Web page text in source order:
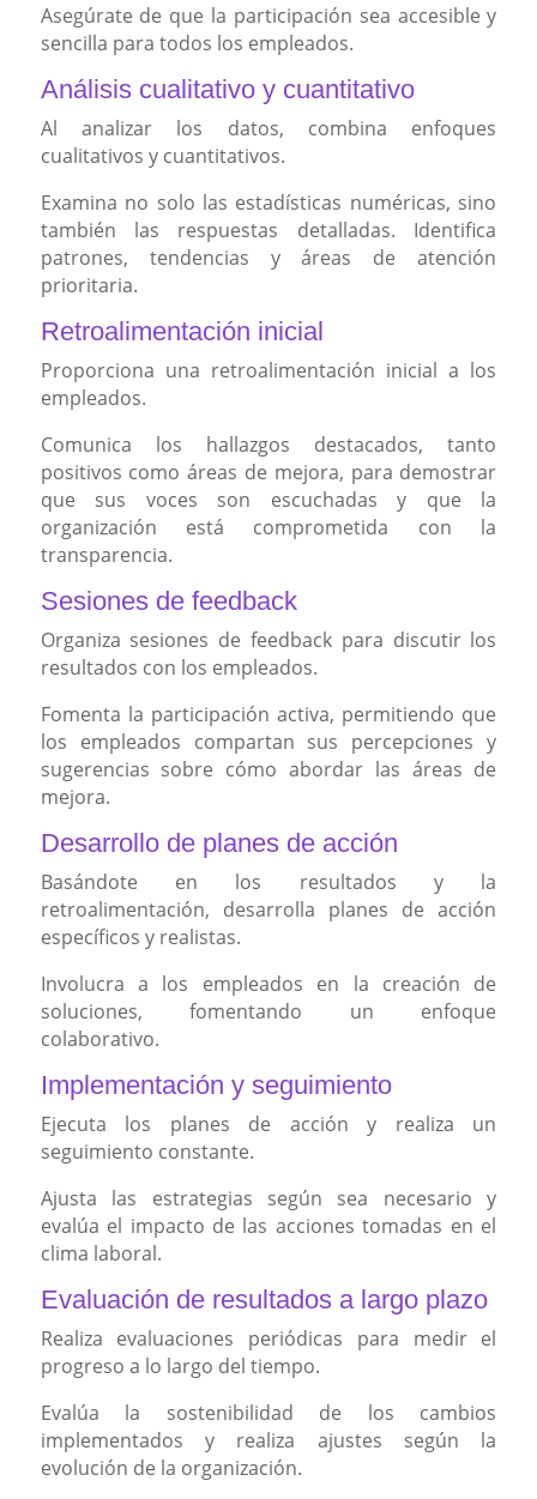
Asegúrate de que la participación sea accesible y
sencilla para todos los empleados.
Análisis cualitativo y cuantitativo
Al analizar los datos, combina enfoques
cualitativos y cuantitativos.
Examina no solo las estadísticas numéricas, sino
también las respuestas detalladas. Identifica
patrones, tendencias y áreas de atención
prioritaria.
Retroalimentación inicial
Proporciona una retroalimentación inicial a los
empleados.
Comunica los hallazgos destacados, tanto
positivos como áreas de mejora, para demostrar
que sus voces son escuchadas y que la
organización está comprometida con la
transparencia.
Sesiones de feedback
Organiza sesiones de feedback para discutir los
resultados con los empleados.
Fomenta la participación activa, permitiendo que
los empleados compartan sus percepciones y
sugerencias sobre cómo abordar las áreas de
mejora.
Desarrollo de planes de acción
Basándote en los resultados y la
retroalimentación, desarrolla planes de acción
específicos y realistas.
Involucra a los empleados en la creación de
soluciones, fomentando un enfoque
colaborativo.
Implementación y seguimiento
Ejecuta los planes de acción y realiza un
seguimiento constante.
Ajusta las estrategias según sea necesario y
evalúa el impacto de las acciones tomadas en el
clima laboral.
Evaluación de resultados a largo plazo
Realiza evaluaciones periódicas para medir el
progreso a lo largo del tiempo.
Evalúa la sostenibilidad de los cambios
implementados y realiza ajustes según la
evolución de la organización.